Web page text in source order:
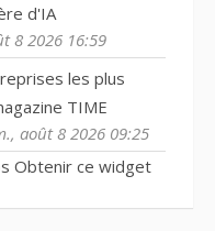
d'IA
8 2026 16:59
les plus
TIME
août 8 2026 09:25
Obtenir ce widget